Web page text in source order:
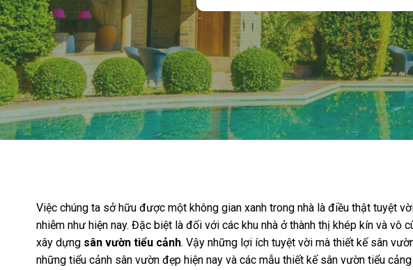
Việc chúng ta sở hữu được một không gian xanh trong nhà là điều thật tuyệt
nhiễm như hiện nay. Đặc biệt là đối với các khu nhà ở thành thị khép kín và vô
xây dựng sân vườn tiểu cảnh. Vậy những lợi ích tuyệt vời mà thiết kế sân
những tiểu cảnh sân vườn đẹp hiện nay và các mẫu thiết kế sân vườn tiểu